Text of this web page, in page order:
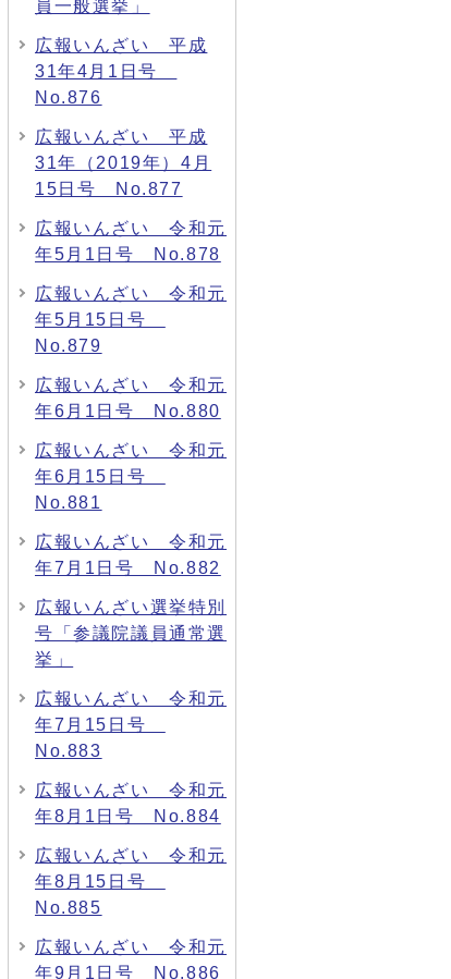
員一般選挙」
広報いんざい 平成
31年4月1日号
No.876
広報いんざい 平成
31年（2019年）4月
15日号 No.877
広報いんざい 令和元
年5月1日号 No.878
広報いんざい 令和元
年5月15日号
No.879
広報いんざい 令和元
年6月1日号 No.880
広報いんざい 令和元
年6月15日号
No.881
広報いんざい 令和元
年7月1日号 No.882
広報いんざい選挙特別
号「参議院議員通常選
挙」
広報いんざい 令和元
年7月15日号
No.883
広報いんざい 令和元
年8月1日号 No.884
広報いんざい 令和元
年8月15日号
No.885
広報いんざい 令和元
年9月1日号 No.886